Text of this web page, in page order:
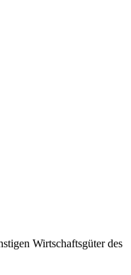
Wirtschaftsgüter des